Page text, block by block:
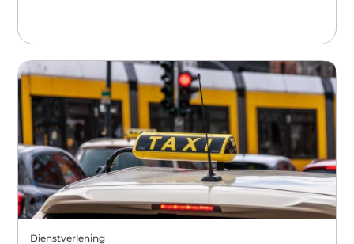
Dienstverlening